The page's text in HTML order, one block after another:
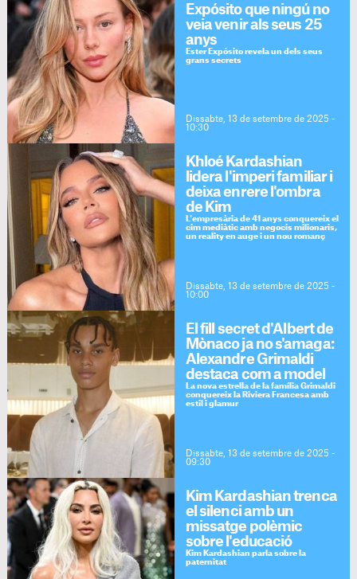
Expósito que ningú no
veia venir als seus 25
anys
Ester Expósito revela un dels seus
grans secrets
Dissabte, 13 de setembre de 2025 -
10:30
Khloé Kardashian
lidera l'imperi familiar i
deixa enrere l'ombra
de Kim
L'empresària de 41 anys conquereix el
cim mediàtic amb negocis milionaris,
un reality en auge i un nou romanç
Dissabte, 13 de setembre de 2025 -
10:00
El fill secret d'Albert de
Mònaco ja no s'amaga:
Alexandre Grimaldi
destaca com a model
La nova estrella de la família Grimaldi
conquereix la Riviera Francesa amb
estil i glamur
Dissabte, 13 de setembre de 2025 -
09:30
Kim Kardashian trenca
el silenci amb un
missatge polèmic
sobre l'educació
Kim Kardashian parla sobre la
paternitat